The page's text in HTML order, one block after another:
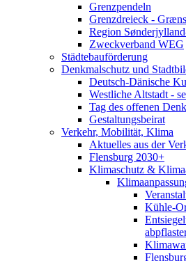
Grenzpendeln
Grenzdreieck -
Region
Zweckverband WEG
Städtebauförderung
Denkmalschutz und
Deutsch-Dänische
Westliche Altstadt -
Tag des offenen
Gestaltungsbeirat
Verkehr, Mobilität, Klima
Aktuelles aus der
Flensburg 2030+
Klimaschutz &
Kühle-